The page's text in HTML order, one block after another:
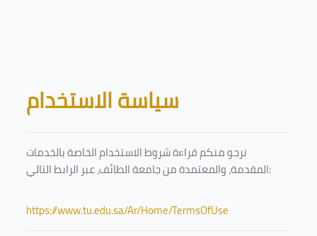
Blocks
سياسة الاستخدام
نرجو منكم قراءة شروط الاستخدام الخاصة بالخدمات
المقدمة، والمعتمدة من جامعة الطائف، عبر الرابط التالي:
https://www.tu.edu.sa/Ar/Home/TermsOfUse